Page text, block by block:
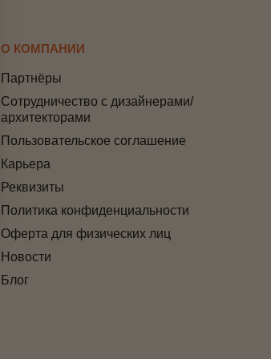
О КОМПАНИИ
Партнёры
Сотрудничество с дизайнерами/
архитекторами
Пользовательское соглашение
Карьера
Реквизиты
Политика конфиденциальности
Оферта для физических лиц
Новости
Блог